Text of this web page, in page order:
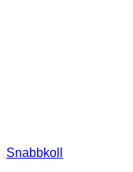
Snabbkoll